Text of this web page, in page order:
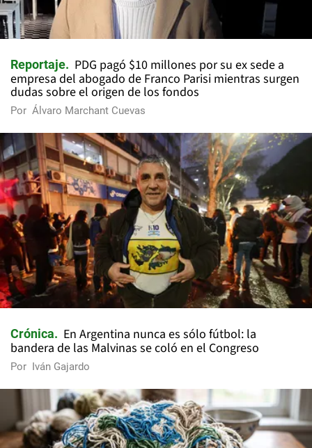
Reportaje
PDG pagó $10 millones por su ex sede a
empresa del abogado de Franco Parisi mientras surgen
dudas sobre el origen de los fondos
Por Álvaro Marchant Cuevas
Crónica
En Argentina nunca es sólo fútbol: la
bandera de las Malvinas se coló en el Congreso
Por Iván Gajardo